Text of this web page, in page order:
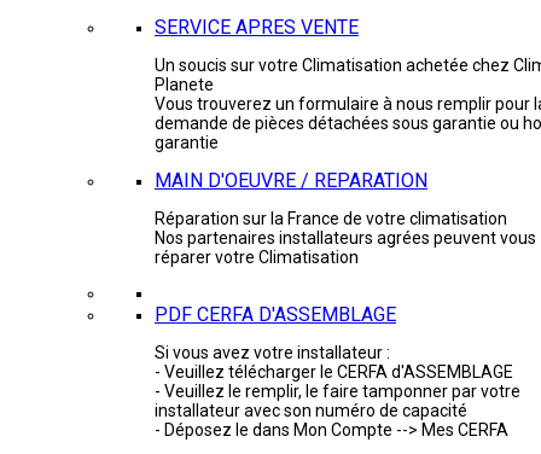
SERVICE APRES VENTE
Un soucis sur votre Climatisation achetée chez
Planete
Vous trouverez un formulaire à nous remplir pour
demande de pièces détachées sous garantie ou
garantie
MAIN D'OEUVRE / REPARATION
Réparation sur la France de votre climatisation
Nos partenaires installateurs agrées peuvent vous
réparer votre Climatisation
PDF CERFA D'ASSEMBLAGE
Si vous avez votre installateur :
- Veuillez télécharger le CERFA d'ASSEMBLAGE
- Veuillez le remplir, le faire tamponner par votre
installateur avec son numéro de capacité
- Déposez le dans Mon Compte --> Mes CERFA